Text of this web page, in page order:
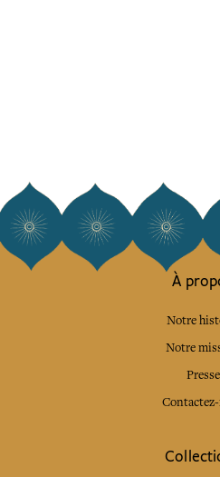
À
Notre
Notre
Presse